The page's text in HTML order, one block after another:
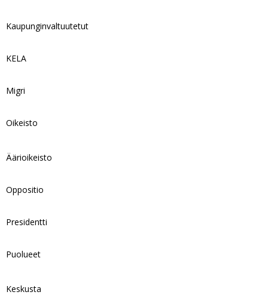
Kaupunginvaltuutetut
KELA
Migri
Oikeisto
Äärioikeisto
Oppositio
Presidentti
Puolueet
Keskusta